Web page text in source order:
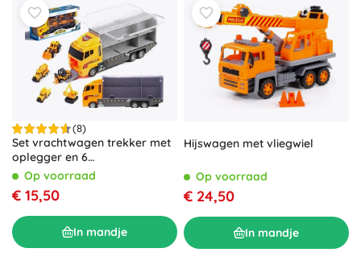
(8)
Set vrachtwagen trekker met
oplegger en 6
bouwvoertuigjes
Op voorraad
€ 15,50
In mandje
Hijswagen met vliegwiel
Op voorraad
€ 24,50
In mandje